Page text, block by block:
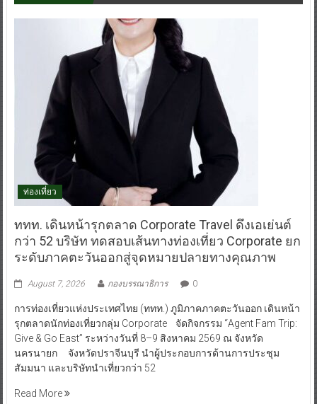
ท่องเที่ยว
ททท. เดินหน้ารุกตลาด Corporate Travel ดึงเอเย่นต์
กว่า 52 บริษัท ทดสอบเส้นทางท่องเที่ยว Corporate ยก
ระดับภาคตะวันออกสู่จุดหมายปลายทางคุณภาพ
August 7, 2026 กองบรรณาธิการ 0
การท่องเที่ยวแห่งประเทศไทย (ททท.) ภูมิภาคภาคตะวันออก เดินหน้า
รุกตลาดนักท่องเที่ยวกลุ่ม Corporate จัดกิจกรรม “Agent Fam Trip:
Give & Go East” ระหว่างวันที่ 8–9 สิงหาคม 2569 ณ จังหวัด
นครนายก จังหวัดปราจีนบุรี นำผู้ประกอบการด้านการประชุม
สัมมนา และบริษัทนำเที่ยวกว่า 52
Read More